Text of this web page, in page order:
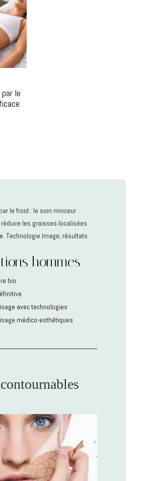
le
le froid : le soin minceur
les graisses localisées
Technologie Image, résultats
hommes
bio
avec technologies
médico-esthétiques